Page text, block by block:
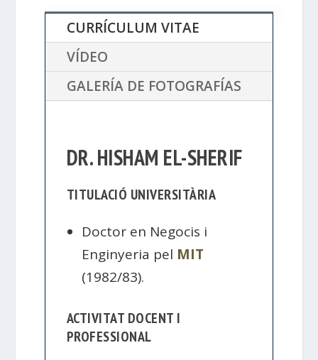
CURRÍCULUM VITAE
VÍDEO
GALERÍA DE FOTOGRAFÍAS
DR. HISHAM EL-SHERIF
TITULACIÓ UNIVERSITÀRIA
Doctor en Negocis i
Enginyeria pel MIT
(1982/83).
ACTIVITAT DOCENT I
PROFESSIONAL